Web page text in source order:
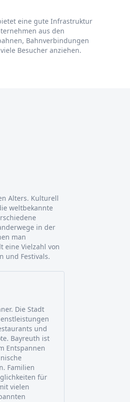
eine gute Infrastruktur
aus den
Bahnverbindungen
Besucher anziehen.
Alters. Kulturell
weltbekannte
in der
man
eine Vielzahl von
und Festivals.
Die Stadt
und
Bayreuth ist
Entspannen
Familien
für
vielen